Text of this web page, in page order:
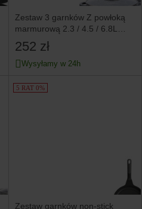
Zestaw 3 garnków Z powłoką
marmurową 2.3 / 4.5 / 6.8L
6 ele KLAUSBERG
252 zł
Wysyłamy w 24h
5 RAT 0%
Zestaw garnków non-stick